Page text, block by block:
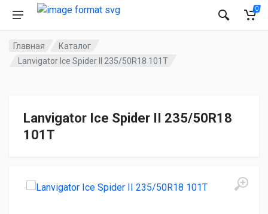
0
Главная
Каталог
Lanvigator Ice Spider II 235/50R18 101T
Lanvigator Ice Spider II 235/50R18
101T